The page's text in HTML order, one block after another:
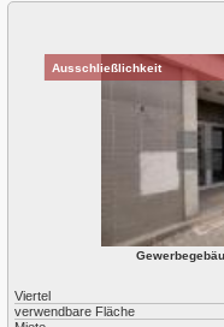
Ausschließlichkeit
Viertel
verwendbare Fläche